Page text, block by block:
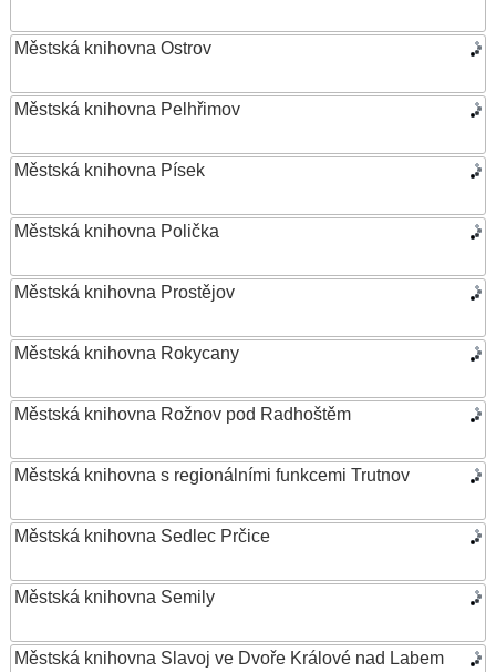
Městská knihovna Ostrov
Městská knihovna Pelhřimov
Městská knihovna Písek
Městská knihovna Polička
Městská knihovna Prostějov
Městská knihovna Rokycany
Městská knihovna Rožnov pod Radhoštěm
Městská knihovna s regionálními funkcemi Trutnov
Městská knihovna Sedlec Prčice
Městská knihovna Semily
Městská knihovna Slavoj ve Dvoře Králové nad Labem